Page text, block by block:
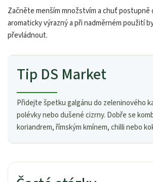
Začněte menším množstvím a chuť postupně
aromaticky výrazný a při nadměrném použití
převládnout.
Tip DS Market
Přidejte špetku galgánu do zeleninového
polévky nebo dušené cizrny. Dobře se
koriandrem, římským kmínem, chilli nebo